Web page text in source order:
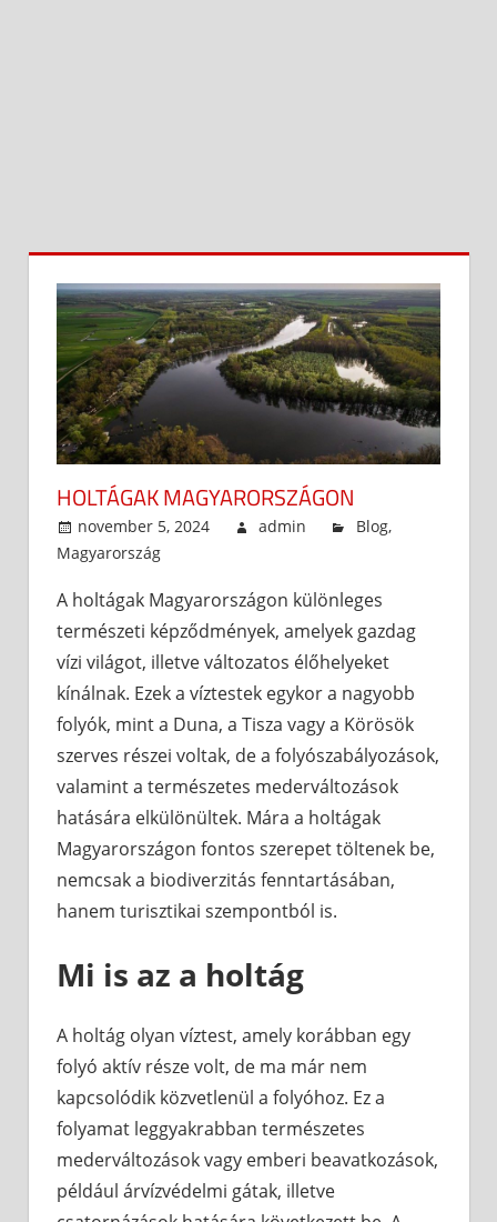
HOLTÁGAK MAGYARORSZÁGON
november 5, 2024 admin Blog,
Magyarország
A holtágak Magyarországon különleges
természeti képződmények, amelyek gazdag
vízi világot, illetve változatos élőhelyeket
kínálnak. Ezek a víztestek egykor a nagyobb
folyók, mint a Duna, a Tisza vagy a Körösök
szerves részei voltak, de a folyószabályozások,
valamint a természetes mederváltozások
hatására elkülönültek. Mára a holtágak
Magyarországon fontos szerepet töltenek be,
nemcsak a biodiverzitás fenntartásában,
hanem turisztikai szempontból is.
Mi is az a holtág
A holtág olyan víztest, amely korábban egy
folyó aktív része volt, de ma már nem
kapcsolódik közvetlenül a folyóhoz. Ez a
folyamat leggyakrabban természetes
mederváltozások vagy emberi beavatkozások,
például árvízvédelmi gátak, illetve